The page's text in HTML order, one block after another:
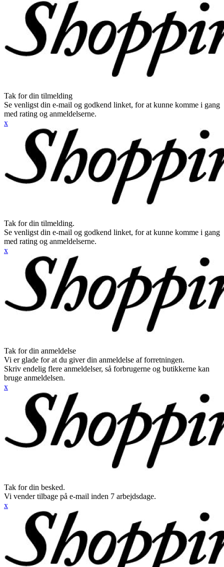
Tak for din tilmelding
Se venligst din e-mail og godkend linket, for at kunne komme i gang
med rating og anmeldelserne.
x
Tak for din tilmelding.
Se venligst din e-mail og godkend linket, for at kunne komme i gang
med rating og anmeldelserne.
x
Tak for din anmeldelse
Vi er glade for at du giver din anmeldelse af forretningen.
Skriv endelig flere anmeldelser, så forbrugerne og butikkerne kan
bruge anmeldelsen.
x
Tak for din besked.
Vi vender tilbage på e-mail inden 7 arbejdsdage.
x